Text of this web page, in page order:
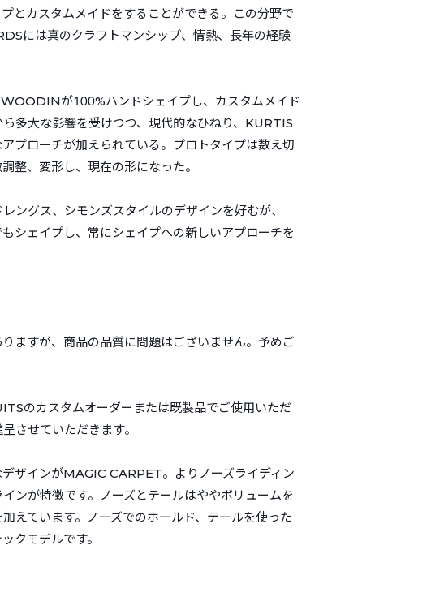
とカスタムメイドをすることができる。この分野で
には真のクラフトマンシップ、情熱、長年の経験
が100%ハンドシェイプし、カスタムメイド
多大な影響を受けつつ、現代的なひねり、KURTIS
プローチが加えられている。プロトタイプは数え切
整、変形し、現在の形になった。
ングス、シモンズスタイルのデザインを好むが、
シェイプし、常にシェイプへの新しいアプローチを
ますが、商品の品質に問題はございません。予めご
のカスタムオーダーまたは既製品でご使用いただ
させていただきます。
ザインがMAGIC CARPET。よりノーズライディン
ンが特徴です。ノーズとテールはややボリュームを
えています。ノーズでのホールド、テールを使った
クモデルです。